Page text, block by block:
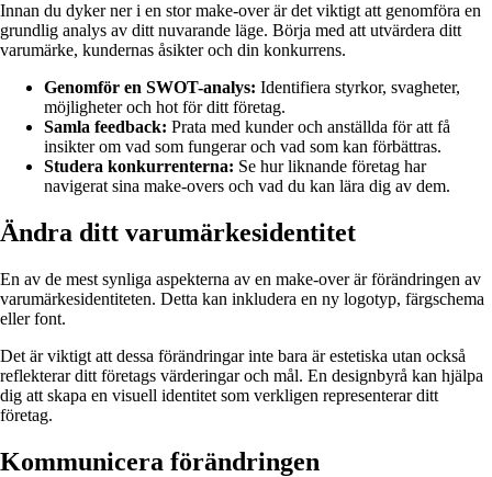
Innan du dyker ner i en stor make-over är det viktigt att genomföra en
grundlig analys av ditt nuvarande läge. Börja med att utvärdera ditt
varumärke, kundernas åsikter och din konkurrens.
Genomför en SWOT-analys: Identifiera styrkor, svagheter,
möjligheter och hot för ditt företag.
Samla feedback: Prata med kunder och anställda för att få
insikter om vad som fungerar och vad som kan förbättras.
Studera konkurrenterna: Se hur liknande företag har
navigerat sina make-overs och vad du kan lära dig av dem.
Ändra ditt varumärkesidentitet
En av de mest synliga aspekterna av en make-over är förändringen av
varumärkesidentiteten. Detta kan inkludera en ny logotyp, färgschema
eller font.
Det är viktigt att dessa förändringar inte bara är estetiska utan också
reflekterar ditt företags värderingar och mål. En designbyrå kan hjälpa
dig att skapa en visuell identitet som verkligen representerar ditt
företag.
Kommunicera förändringen